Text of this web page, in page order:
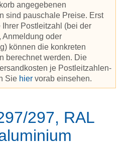
angegebenen
sind pauschale Preise. Erst
Postleitzahl (bei der
Anmeldung oder
können die konkreten
berechnet werden. Die
je Postleitzahlen-
Sie hier vorab einsehen.
297, RAL